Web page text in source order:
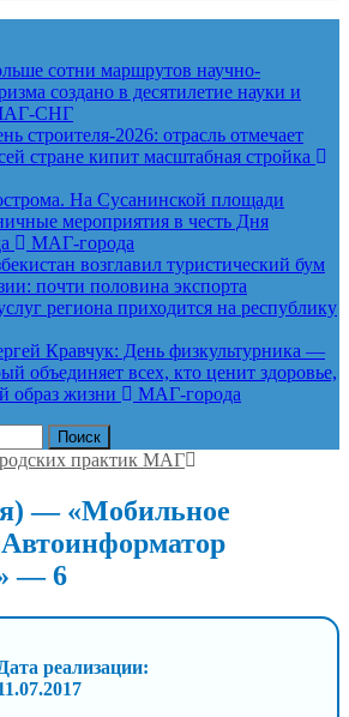
сотни маршрутов научно-
создано в десятилетие науки и
СНГ
строителя‑2026: отрасль отмечает
стране кипит масштабная стройка
На Сусанинской площади
мероприятия в честь Дня
МАГ-города
возглавил туристический бум
почти половина экспорта
региона приходится на республику
Кравчук: День физкультурника —
объединяет всех, кто ценит здоровье,
образ жизни
МАГ-города
практик МАГ
— «Мобильное
— 6
Дата реализации: